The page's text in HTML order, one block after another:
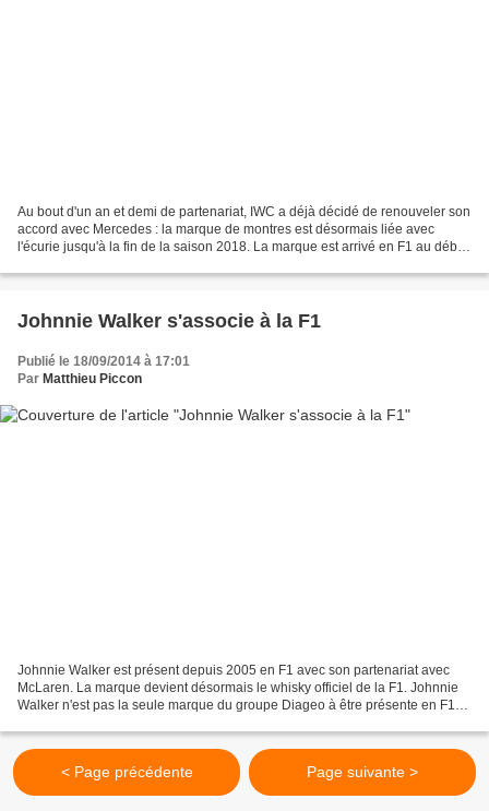
Au bout d'un an et demi de partenariat, IWC a déjà décidé de renouveler son
accord avec Mercedes : la marque de montres est désormais liée avec
l'écurie jusqu'à la fin de la saison 2018. La marque est arrivé en F1 au début
Johnnie Walker s'associe à la F1
Publié le 18/09/2014 à 17:01
Par Matthieu Piccon
Johnnie Walker est présent depuis 2005 en F1 avec son partenariat avec
McLaren. La marque devient désormais le whisky officiel de la F1. Johnnie
Walker n'est pas la seule marque du groupe Diageo à être présente en F1
< Page précédente Page suivante >